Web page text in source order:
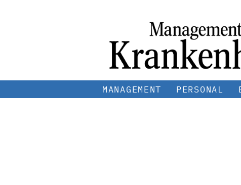
MANAGEMENT PERSONAL